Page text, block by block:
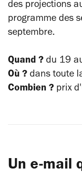
des projections
programme des
septembre.
Quand ? du 19
Où ? dans toute
Combien ? prix
Un e-mail